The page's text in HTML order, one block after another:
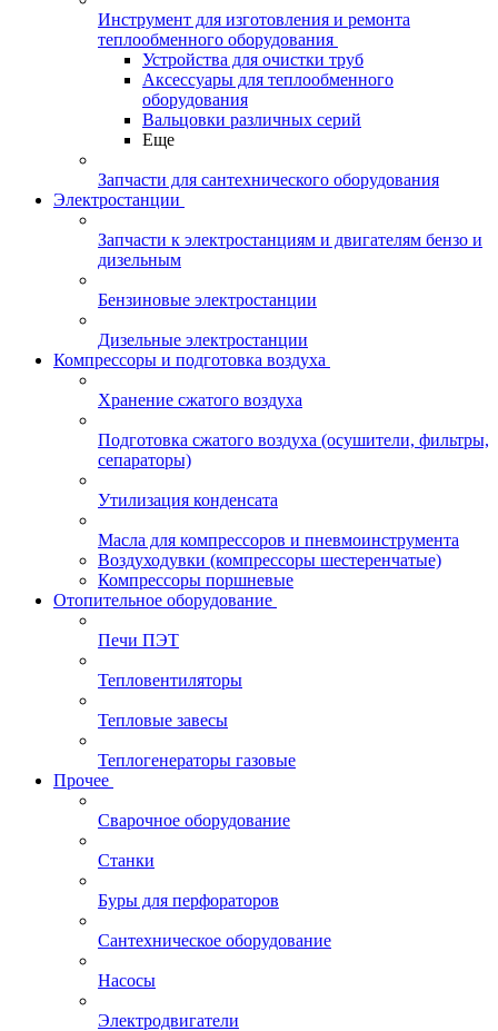
Инструмент для изготовления и ремонта
теплообменного оборудования
Устройства для очистки труб
Аксессуары для теплообменного
оборудования
Вальцовки различных серий
Еще
Запчасти для сантехнического оборудования
Электростанции
Запчасти к электростанциям и двигателям бензо и
дизельным
Бензиновые электростанции
Дизельные электростанции
Компрессоры и подготовка воздуха
Хранение сжатого воздуха
Подготовка сжатого воздуха (осушители, фильтры,
сепараторы)
Утилизация конденсата
Масла для компрессоров и пневмоинструмента
Воздуходувки (компрессоры шестеренчатые)
Компрессоры поршневые
Отопительное оборудование
Печи ПЭТ
Тепловентиляторы
Тепловые завесы
Теплогенераторы газовые
Прочее
Сварочное оборудование
Станки
Буры для перфораторов
Сантехническое оборудование
Насосы
Электродвигатели